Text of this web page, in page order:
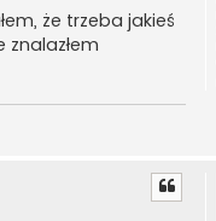
że trzeba jakieś